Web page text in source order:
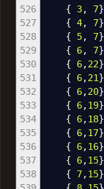
526
527
528
529
530
531
532
533
534
535
536
537
538
{
3, 7}
{ 4, 7}
{
5, 7}
{
6, 7}
{
6,22}
{
6,21}
{
6,20}
{
6,19}
{
6,18}
{
6,17}
{
6,16}
{
6,15}
{
7,15}